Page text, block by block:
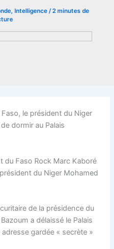
, Intelligence /2 minutes de
le président du Niger
dormir au Palais
du Faso Rock Marc Kaboré
du Niger Mohamed
de la présidence du
a délaissé le Palais
gardée « secrète »